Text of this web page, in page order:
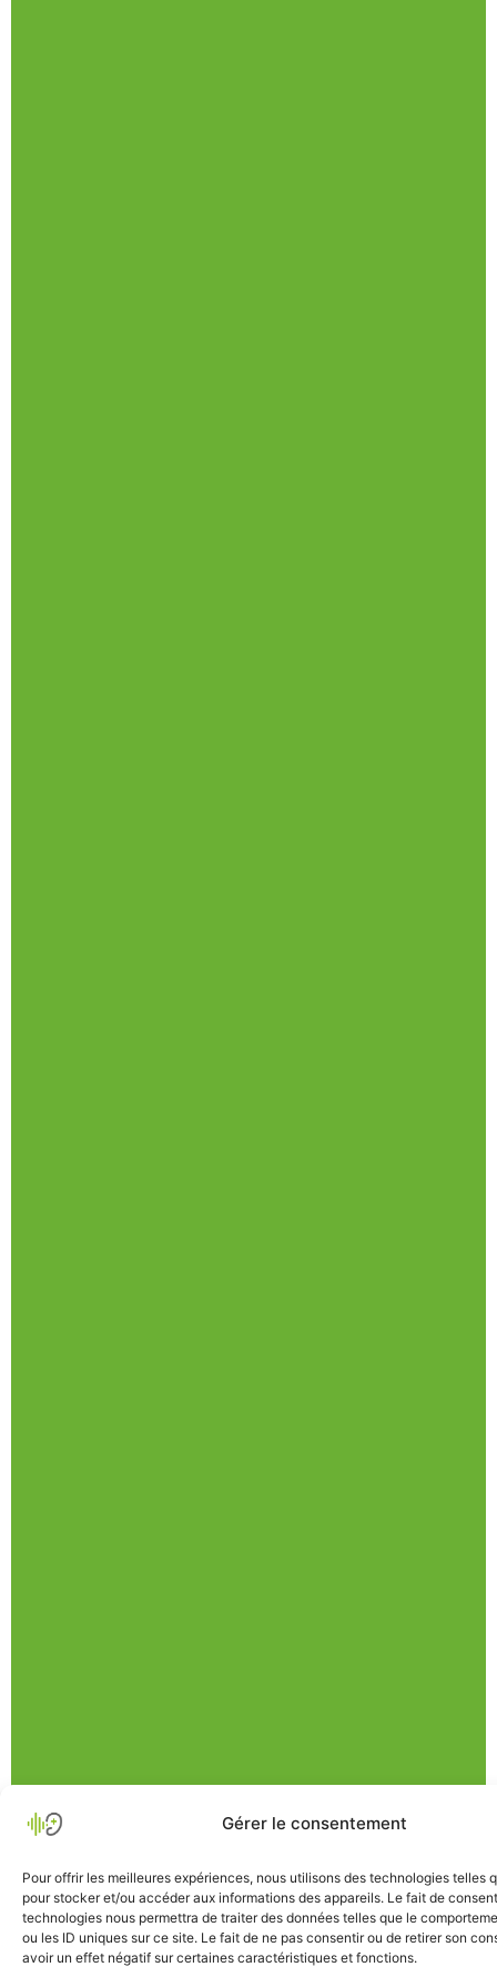
Gérer le consentement
Pour offrir les meilleures expériences, nous utilisons des technologies telles
pour stocker et/ou accéder aux informations des appareils. Le fait de
technologies nous permettra de traiter des données telles que le
ou les ID uniques sur ce site. Le fait de ne pas consentir ou de retirer son
avoir un effet négatif sur certaines caractéristiques et fonctions.